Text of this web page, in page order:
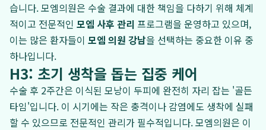
습니다. 모엠의원은 수술 결과에 대한 책임을 다하기 위해 체계
적이고 전문적인 모엠 사후 관리 프로그램을 운영하고 있으며,
이는 많은 환자들이 모엠 의원 강남을 선택하는 중요한 이유 중
하나입니다.
H3: 초기 생착을 돕는 집중 케어
수술 후 2주간은 이식된 모낭이 두피에 완전히 자리 잡는 '골든
타임'입니다. 이 시기에는 작은 충격이나 감염에도 생착에 실패
할 수 있으므로 전문적인 관리가 필수적입니다. 모엠의원은 이